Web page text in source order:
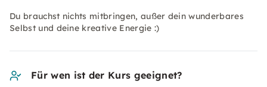
Du brauchst nichts mitbringen, außer dein wunderbares
Selbst und deine kreative Energie :)
Für wen ist der Kurs geeignet?